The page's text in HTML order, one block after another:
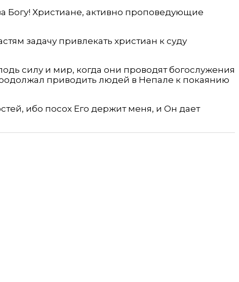
Богу! Христиане, активно проповедующие
задачу привлекать христиан к суду
силу и мир, когда они проводят богослужения
приводить людей в Непале к покаянию
ибо посох Его держит меня, и Он дает